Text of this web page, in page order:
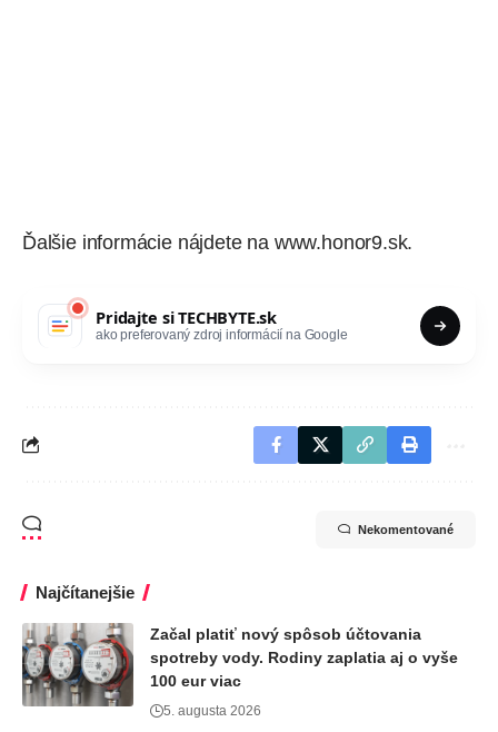
Ďalšie informácie nájdete na www.honor9.sk.
Pridajte siTECHBYTE.sk
ako preferovaný zdroj informácií na Google
Nekomentované
Najčítanejšie
Začal platiť nový spôsob účtovania
spotreby vody. Rodiny zaplatia aj o vyše
100 eur viac
5. augusta 2026